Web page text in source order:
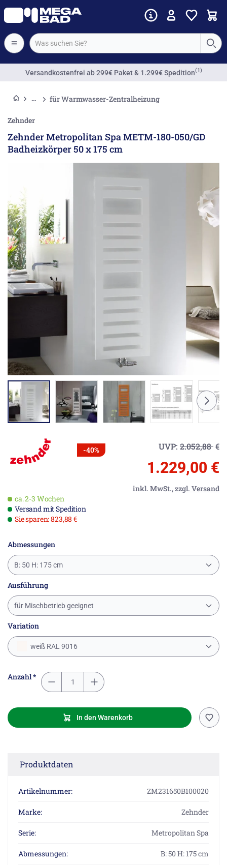
Versandkostenfrei ab 299€ Paket & 1.299€ Spedition(1)
für Warmwasser-Zentralheizung
Zehnder
Zehnder Metropolitan Spa METM-180-050/GD
Badheizkörper 50 x 175 cm
-40% UVP: 2.052,88€
1.229,00 €
inkl. MwSt.,zzgl. Versand
ca. 2-3 Wochen
Versand mit Spedition
Sie sparen: 823,88 €
Abmessungen
B: 50 H: 175 cm
Ausführung
für Mischbetrieb geeignet
Variation
weiß RAL 9016
Anzahl *
In den Warenkorb
Produktdaten
Artikelnummer: ZM231650B100020
Marke: Zehnder
Serie: Metropolitan Spa
Abmessungen: B: 50 H: 175 cm